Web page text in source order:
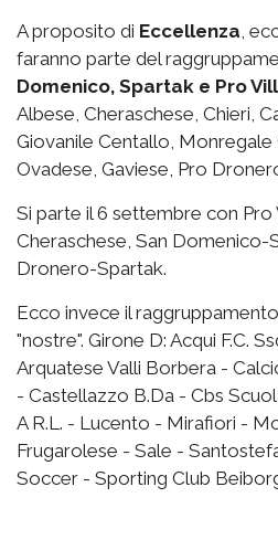
A proposito di Eccellenza ,
faranno parte del
Domenico, Spartak e Pro
Albese, Cheraschese, Chieri,
Giovanile Centallo, Monregale
Ovadese, Gaviese, Pro
Si parte il 6 settembre con Pro
Cheraschese, San Domenico-
Dronero-Spartak.
Ecco invece il
"nostre". Girone D: Acqui F.C.
Arquatese Valli Borbera -
- Castellazzo B.Da - Cbs
A R.L. - Lucento - Mirafiori -
Frugarolese - Sale -
Soccer - Sporting Club